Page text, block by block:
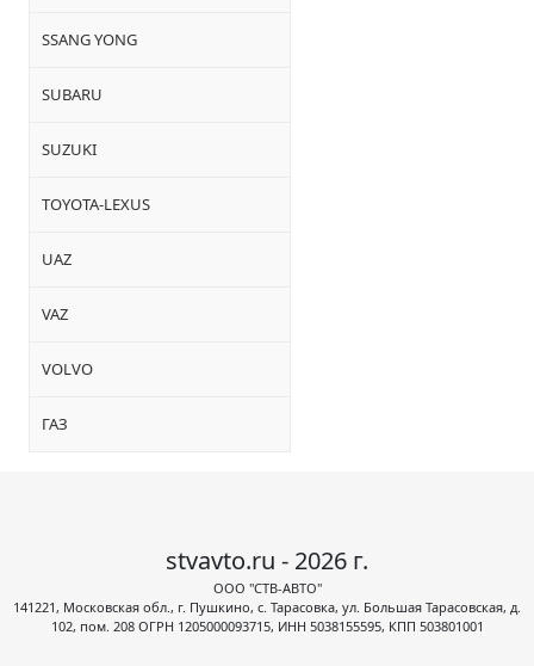
SSANG YONG
SUBARU
SUZUKI
TOYOTA-LEXUS
UAZ
VAZ
VOLVO
ГАЗ
stvavto.ru - 2026 г.
ООО "СТВ-АВТО"
141221, Московская обл., г. Пушкино, с. Тарасовка, ул. Большая Тарасовская, д.
102, пом. 208 ОГРН 1205000093715, ИНН 5038155595, КПП 503801001